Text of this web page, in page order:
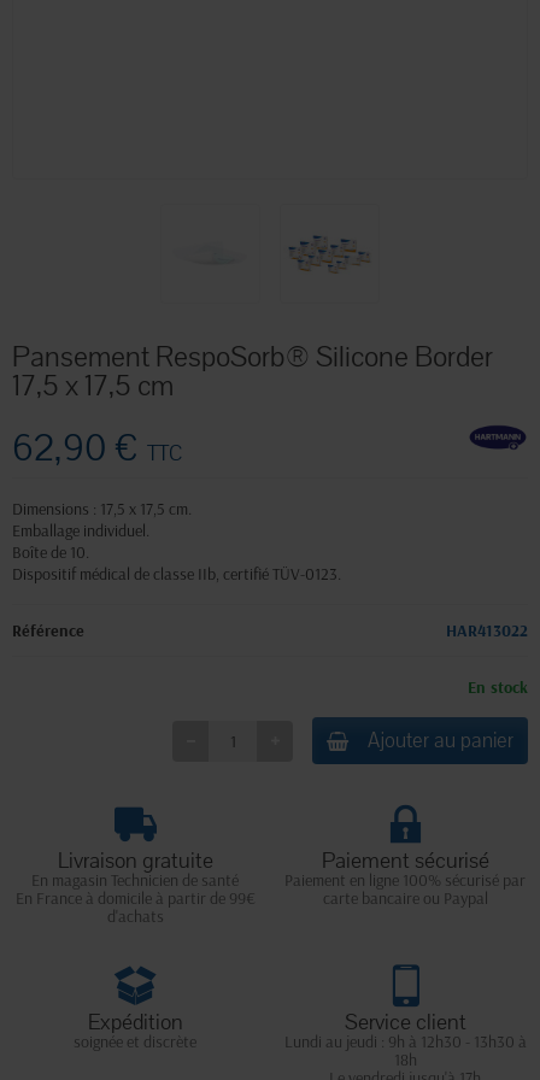
Pansement RespoSorb® Silicone Border
17,5 x 17,5 cm
62,90 € TTC
Dimensions : 17,5 x 17,5 cm.
Emballage individuel.
Boîte de 10.
Dispositif médical de classe IIb, certifié TÜV-0123.
Référence HAR413022
En stock
Ajouter au panier
Livraison gratuite
En magasin Technicien de santé
En France à domicile à partir de 99€
d'achats
Paiement sécurisé
Paiement en ligne 100% sécurisé par
carte bancaire ou Paypal
Expédition
soignée et discrète
Service client
Lundi au jeudi : 9h à 12h30 - 13h30 à
18h